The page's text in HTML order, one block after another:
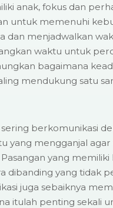
anak, fokus dan
untuk memenuhi
dan menjadwalkan
waktu untuk
bagaimana
mendukung satu
berkomunikasi
yang mengganjal
yang memiliki
dibanding yang tidak
juga sebaiknya
itulah penting sekali